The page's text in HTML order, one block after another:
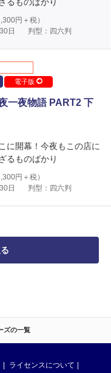
ズの一覧
円＋税）
日
判型：四六判
電子版
一夜物語 PART2 下
に開幕！今夜もこの店に
るものばかり
円＋税）
日
判型：四六判
ライセンスについて